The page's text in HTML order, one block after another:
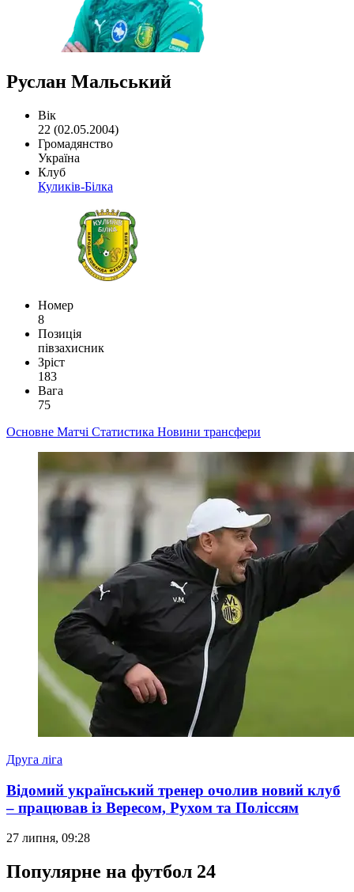
Руслан Мальський
Вік
22 (02.05.2004)
Громадянство
Україна
Клуб
Куликів-Білка
Номер
8
Позиція
півзахисник
Зріст
183
Вага
75
Основне Матчі Статистика Новини трансфери
Друга ліга
Відомий український тренер очолив новий клуб
– працював із Вересом, Рухом та Поліссям
27 липня, 09:28
Популярне на футбол 24